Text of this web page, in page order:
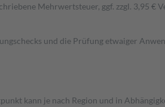
Mehrwertsteuer, ggf. zzgl. 3,95 €
und die Prüfung etwaiger
kann je nach Region und in